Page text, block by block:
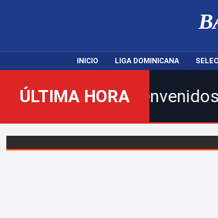
INICIO LIGA DOMINICANA
ÚLTIMA HORA
¡Bienvenidos al